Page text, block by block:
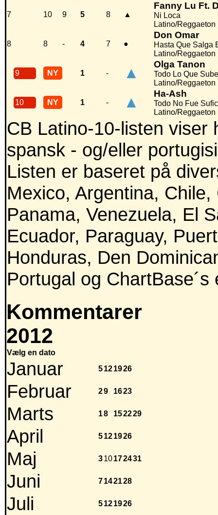
7 10 9 5 8 ▲
Fanny Lu Ft.
Ni Loca
Latino/Reggaeton
8 8 - 4 7 ●
Don Omar
Hasta Que Salga
Latino/Reggaeton
9 NY 1 - ▲ Olga Tanon
Todo Lo Que
Latino/Reggaeton
10 NY 1 - ▲ Ha-Ash
Todo No Fue
Latino/Reggaeton
CB Latino-10-listen viser
spansk - og/eller
Listen er baseret på
Mexico, Argentina,
Panama, Venezuela, El
Ecuador, Paraguay,
Honduras, Den
Portugal og ChartBase´s
Kommentarer
2012
Vælg en dato
Januar 5121926
Februar 29 1623
Marts 18 152229
April 5121926
Maj 310172431
Juni 7142128
Juli 5121926